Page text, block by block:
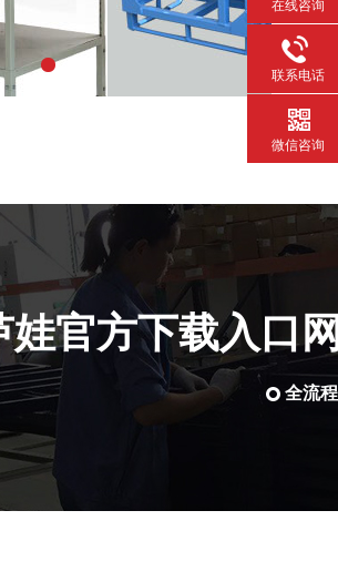
1
官方下载入口网站
全流
在线咨询
联系电话
微信咨询